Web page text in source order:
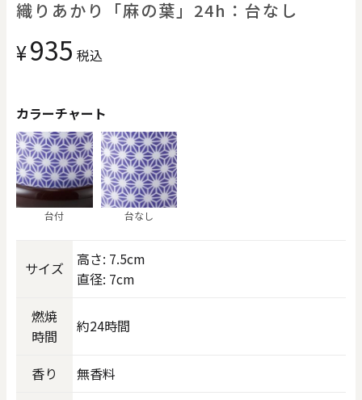
色で探す
お買い物ガイド 企業情報
織りあかり「麻の葉」24h：台なし
¥935 税込
カラーチャート
台付 台なし
サイズ
高さ: 7.5cm
直径: 7cm
燃焼
時間
約24時間
香り
無香料